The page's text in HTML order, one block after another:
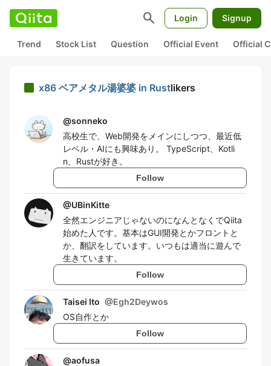
search Login Signup
Trend Stock List Question Official Event Official
x86 ベアメタル湯婆婆 in Rustlikers
@sonneko
高校生で、Web開発をメインにしつつ、最近低
レベル・AIにも興味あり。 TypeScript、Kotli
n、Rustが好き。
Follow
@UBinKitte
全然エンジニアじゃないのになんとなくでQiita
始めた人です。基本はGUI開発とかフロントと
か、翻訳をしています。いつもは適当に遊んで
生きています。
Follow
Taisei Ito @Egh2Deywos
OS自作とか
Follow
@aofusa